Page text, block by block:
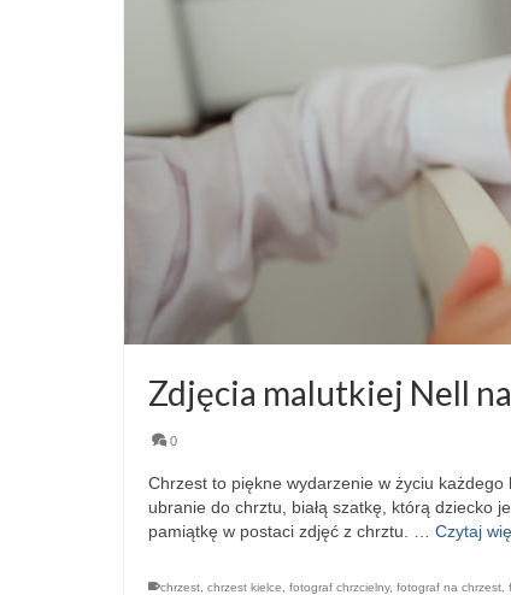
Zdjęcia malutkiej Nell
0
Chrzest to piękne wydarzenie w życiu
ubranie do chrztu, białą szatkę, którą dziecko
pamiątkę w postaci zdjęć z chrztu. … Czytaj
chrzest chrzest kielce fotograf chrzcielny, fotograf na chrzest